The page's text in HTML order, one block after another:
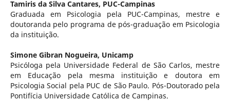
Tamiris da Silva Cantares, PUC-Campinas
Graduada em Psicologia pela PUC-Campinas, mestre e
doutoranda pelo programa de pós-graduação em Psicologia
da instituição.
Simone Gibran Nogueira, Unicamp
Psicóloga pela Universidade Federal de São Carlos, mestre
em Educação pela mesma instituição e doutora em
Psicologia Social pela PUC de São Paulo. Pós-Doutorado pela
Pontifícia Universidade Católica de Campinas.